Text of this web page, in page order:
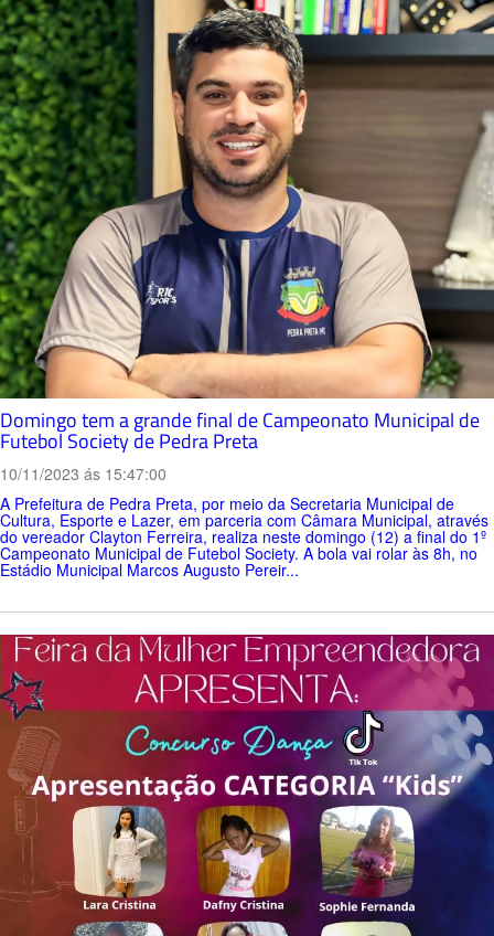
Domingo tem a grande final de Campeonato Municipal de
Futebol Society de Pedra Preta
10/11/2023 ás 15:47:00
A Prefeitura de Pedra Preta, por meio da Secretaria Municipal de
Cultura, Esporte e Lazer, em parceria com Câmara Municipal, através
do vereador Clayton Ferreira, realiza neste domingo (12) a final do 1º
Campeonato Municipal de Futebol Society. A bola vai rolar às 8h, no
Estádio Municipal Marcos Augusto Pereir...